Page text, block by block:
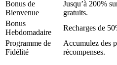
Bonus de
Bienvenue
Jusqu’à 200%
gratuits.
Bonus
Hebdomadaire
Recharges de
Programme de
Fidélité
Accumulez des
récompenses.